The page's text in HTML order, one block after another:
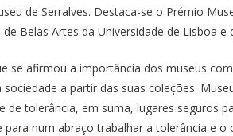
de Serralves. Destaca-se o Prémio
de Belas Artes da Universidade de Lisboa
se afirmou a importância dos museus
a partir das suas coleções.
de tolerância, em suma, lugares seguros
para num abraço trabalhar a tolerância e o